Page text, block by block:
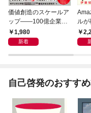
価値創造のスケールア
ップ――100億企業へ
の変革シナリオ
1,980
新着
ルが
EC
自己啓発のおすす